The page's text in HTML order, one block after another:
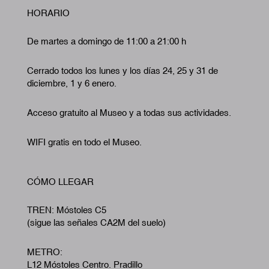
HORARIO
De martes a domingo de 11:00 a 21:00 h
Cerrado todos los lunes y los días 24, 25 y 31 de
diciembre, 1 y 6 enero.
Acceso gratuito al Museo y a todas sus actividades.
WIFI gratis en todo el Museo.
CÓMO LLEGAR
TREN: Móstoles C5
(sigue las señales CA2M del suelo)
METRO:
L12 Móstoles Centro. Pradillo